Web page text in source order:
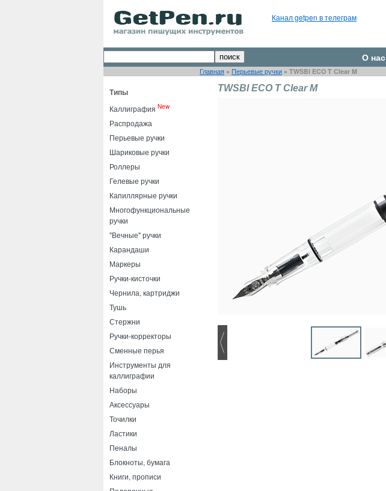
Канал getpen в телеграм
О нас
Главная » Перьевые ручки » TWSBI ECO T Clear M
Типы
Каллиграфия New
Распродажа
Перьевые ручки
Шариковые ручки
Роллеры
Гелевые ручки
Капиллярные ручки
Многофункциональные
ручки
"Вечные" ручки
Карандаши
Маркеры
Ручки-кисточки
Чернила, картриджи
Тушь
Стержни
Ручки-корректоры
Сменные перья
Инструменты для
каллиграфии
Наборы
Аксессуары
Точилки
Ластики
Пеналы
Блокноты, бумага
Книги, прописи
TWSBI ECO T Clear M